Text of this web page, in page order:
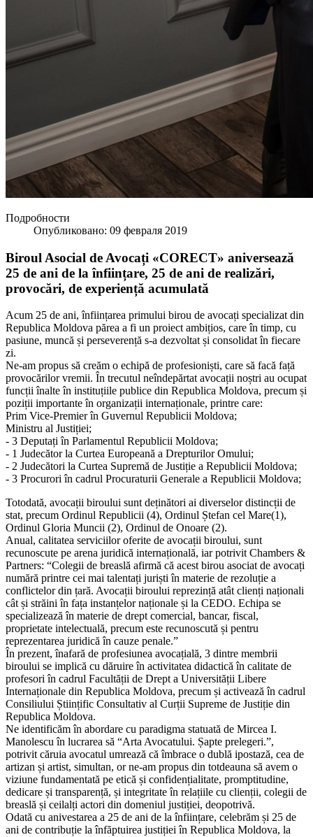
Подробности
Опубликовано: 09 февраля 2019
Biroul Asocial de Avocați «CORECT» aniversează
25 de ani de la înființare, 25 de ani de realizări,
provocări, de experiență acumulată
Acum 25 de ani, înființarea primului birou de avocați specializat din
Republica Moldova părea a fi un proiect ambițios, care în timp, cu
pasiune, muncă și perseverență s-a dezvoltat și consolidat în fiecare
zi.
Ne-am propus să creăm o echipă de profesioniști, care să facă față
provocărilor vremii. În trecutul neîndepărtat avocații noștri au ocupat
funcții înalte în instituțiile publice din Republica Moldova, precum și
poziții importante în organizații internaționale, printre care:
Prim Vice-Premier în Guvernul Republicii Moldova;
Ministru al Justiției;
- 3 Deputați în Parlamentul Republicii Moldova;
- 1 Judecător la Curtea Europeană a Drepturilor Omului;
- 2 Judecători la Curtea Supremă de Justiție a Republicii Moldova;
- 3 Procurori în cadrul Procuraturii Generale a Republicii Moldova;
Totodată, avocații biroului sunt deținători ai diverselor distincții de
stat, precum Ordinul Republicii (4), Ordinul Ștefan cel Mare(1),
Ordinul Gloria Muncii (2), Ordinul de Onoare (2).
Anual, calitatea serviciilor oferite de avocații biroului, sunt
recunoscute pe arena juridică internațională, iar potrivit Chambers &
Partners: “Colegii de breaslă afirmă că acest birou asociat de avocați
numără printre cei mai talentați juriști în materie de rezoluție a
conflictelor din țară. Avocații biroului reprezință atât clienți naționali
cât și străini în fața instanțelor naționale și la CEDO. Echipa se
specializează în materie de drept comercial, bancar, fiscal,
proprietate intelectuală, precum este recunoscută și pentru
reprezentarea juridică în cauze penale.”
În prezent, înafară de profesiunea avocațială, 3 dintre membrii
biroului se implică cu dăruire în activitatea didactică în calitate de
profesori în cadrul Facultății de Drept a Universității Libere
Internaționale din Republica Moldova, precum și activează în cadrul
Consiliului Științific Consultativ al Curții Supreme de Justiție din
Republica Moldova.
Ne identificăm în abordare cu paradigma statuată de Mircea I.
Manolescu în lucrarea să “Arta Avocatului. Șapte prelegeri.”,
potrivit căruia avocatul umrează că îmbrace o dublă ipostază, cea de
artizan și artist, simultan, or ne-am propus din totdeauna să avem o
viziune fundamentată pe etică și confidențialitate, promptitudine,
dedicare și transparență, și integritate în relațiile cu clienții, colegii de
breaslă și ceilalți actori din domeniul justiției, deopotrivă.
Odată cu anivestarea a 25 de ani de la înființare, celebrăm și 25 de
ani de contribuție la înfăptuirea justiției în Republica Moldova, la